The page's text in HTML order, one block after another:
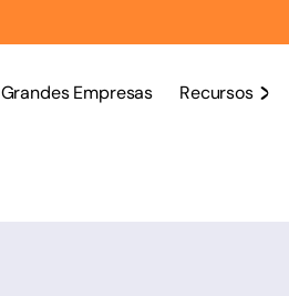
Grandes Empresas Recursos